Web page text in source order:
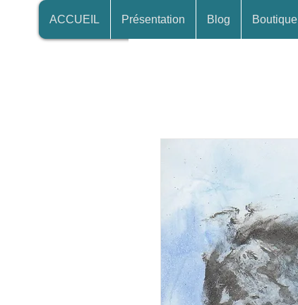
ACCUEIL Présentation Blog Boutique